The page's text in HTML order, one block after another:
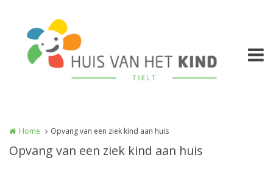
Home Opvang van een ziek kind aan huis
Opvang van een ziek kind aan huis